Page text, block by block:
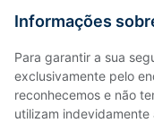
Informações
Para garantir a sua
exclusivamente pelo
reconhecemos e não
utilizam indevidamente